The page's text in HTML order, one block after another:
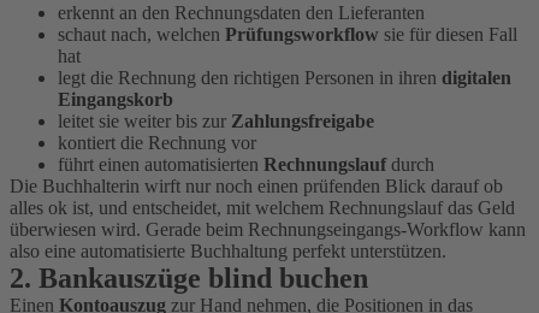
erkennt an den Rechnungsdaten den Lieferanten
schaut nach, welchen Prüfungsworkflow sie für diesen Fall
hat
legt die Rechnung den richtigen Personen in ihren digitalen
Eingangskorb
leitet sie weiter bis zur Zahlungsfreigabe
kontiert die Rechnung vor
führt einen automatisierten Rechnungslaufdurch
Die Buchhalterin wirft nur noch einen prüfenden Blick darauf ob
alles ok ist, und entscheidet, mit welchem Rechnungslauf das Geld
überwiesen wird. Gerade beim Rechnungseingangs-Workflow kann
also eine automatisierte Buchhaltung perfekt unterstützen.
2. Bankauszüge blind buchen
Einen Kontoauszug zur Hand nehmen, die Positionen in das